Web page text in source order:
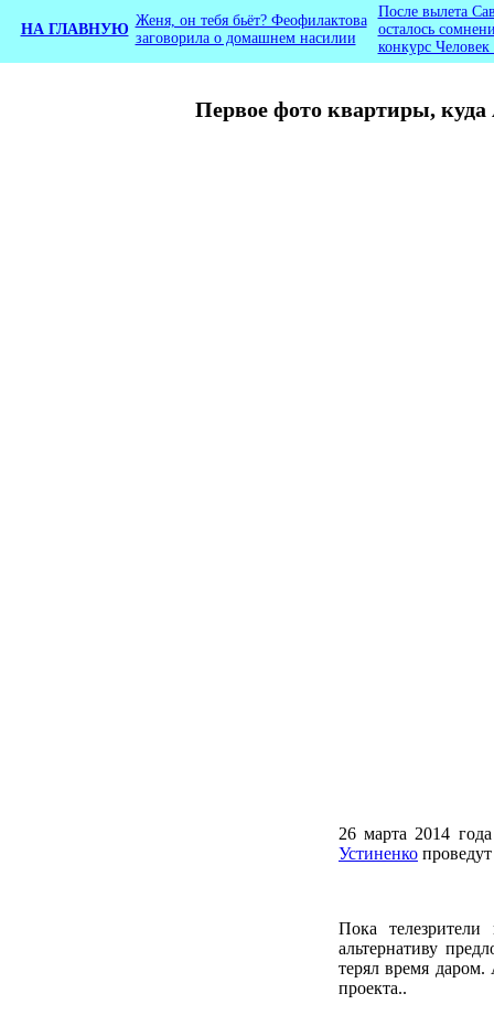
Первое фото квартиры, куда
НА ГЛАВНУЮ
Женя, он тебя бьёт? Феофилактова
заговорила о домашнем насилии
После вылета
осталось
конкурс Человек
26 марта 2014
Устиненко
Пока
альтернативу
терял время даром.
проекта..